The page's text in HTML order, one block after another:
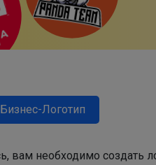
Бизнес-Логотип
вам необходимо создать